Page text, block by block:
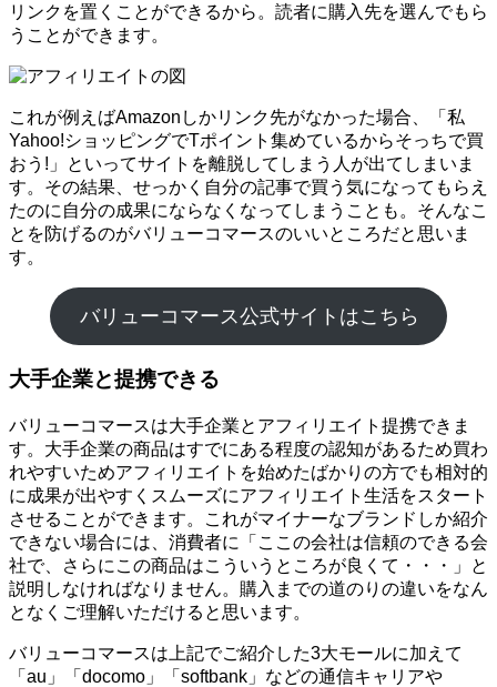
リンクを置くことができるから。読者に購入先を選んでもら
うことができます。
これが例えばAmazonしかリンク先がなかった場合、「私
Yahoo!ショッピングでTポイント集めているからそっちで買
おう!」といってサイトを離脱してしまう人が出てしまいま
す。その結果、せっかく自分の記事で買う気になってもらえ
たのに自分の成果にならなくなってしまうことも。そんなこ
とを防げるのがバリューコマースのいいところだと思いま
す。
バリューコマース公式サイトはこちら
大手企業と提携できる
バリューコマースは大手企業とアフィリエイト提携できま
す。大手企業の商品はすでにある程度の認知があるため買わ
れやすいためアフィリエイトを始めたばかりの方でも相対的
に成果が出やすくスムーズにアフィリエイト生活をスタート
させることができます。これがマイナーなブランドしか紹介
できない場合には、消費者に「ここの会社は信頼のできる会
社で、さらにこの商品はこういうところが良くて・・・」と
説明しなければなりません。購入までの道のりの違いをなん
となくご理解いただけると思います。
バリューコマースは上記でご紹介した3大モールに加えて
「au」「docomo」「softbank」などの通信キャリアや